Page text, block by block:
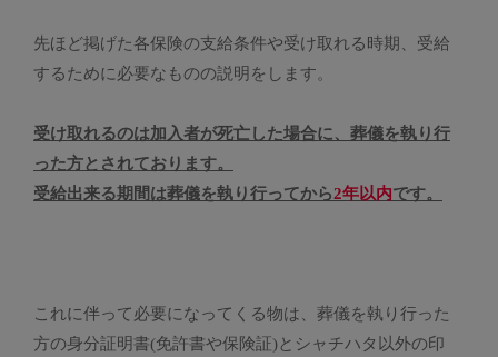
先ほど掲げた各保険の支給条件や受け取れる時期、受給
するために必要なものの説明をします。
受け取れるのは加入者が死亡した場合に、葬儀を執り行
った方とされております。
受給出来る期間は葬儀を執り行ってから2年以内です。
これに伴って必要になってくる物は、葬儀を執り行った
方の身分証明書(免許書や保険証)とシャチハタ以外の印